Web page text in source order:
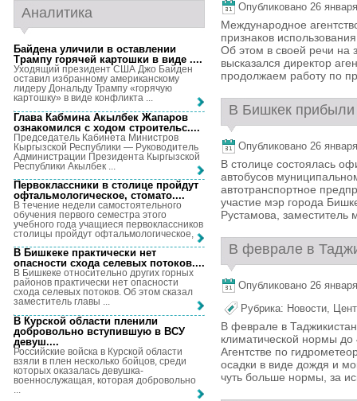
Опубликовано 26
Международное
признаков
Об этом в своей речи на
высказался директор
продолжаем работу по
В Бишкек прибыли
Опубликовано 26
В столице состоялась
автобусов
автотранспортное
участие мэр города
Рустамова, заместитель
В феврале в
Опубликовано 26
Рубрика: Новости,
В феврале в
климатической нормы
Агентстве по
осадки в виде дождя и
чуть больше нормы, за
Аналитика
Байдена уличили в оставлении
Трампу горячей картошки в виде ....
Уходящий президент США Джо Байден
оставил избранному американскому
лидеру Дональду Трампу «горячую
картошку» в виде конфликта ...
Глава Кабмина Акылбек Жапаров
ознакомился с ходом строительс....
Председатель Кабинета Министров
Кыргызской Республики — Руководитель
Администрации Президента Кыргызской
Республики Акылбек ...
Первоклассники в столице пройдут
офтальмологическое, стомато....
В течение недели самостоятельного
обучения первого семестра этого
учебного года учащиеся первоклассников
столицы пройдут офтальмологическое, ...
В Бишкеке практически нет
опасности схода селевых потоков....
В Бишкеке относительно других горных
районов практически нет опасности
схода селевых потоков. Об этом сказал
заместитель главы ...
В Курской области пленили
добровольно вступившую в ВСУ
девуш....
Российские войска в Курской области
взяли в плен несколько бойцов, среди
которых оказалась девушка-
военнослужащая, которая добровольно